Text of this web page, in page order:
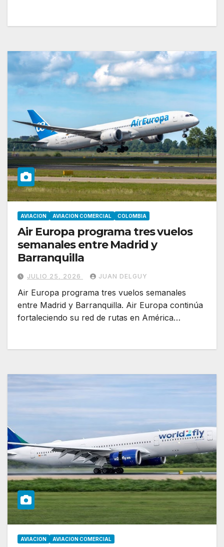
AVIACION AVIACION COMERCIAL COLOMBIA
Air Europa programa tres vuelos
semanales entre Madrid y
Barranquilla
JULIO 25, 2026 JUAN DELGUY
Air Europa programa tres vuelos semanales
entre Madrid y Barranquilla. Air Europa continúa
fortaleciendo su red de rutas en América…
AVIACION AVIACION COMERCIAL